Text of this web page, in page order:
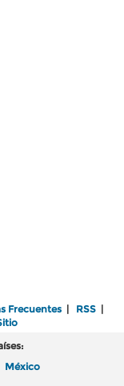
Frecuentes | RSS |
México